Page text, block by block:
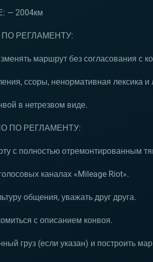
— 2004км
РЕГЛАМЕНТУ:
маршрут без согласования с
ссоры, ненормативная лексика
в нетрезвом виде.
ПО РЕГЛАМЕНТУ:
с полностью отремонтированным
каналах «Mileage Riot».
общения, уважать друг друга.
с описанием конвоя.
груз (если указан) и построить